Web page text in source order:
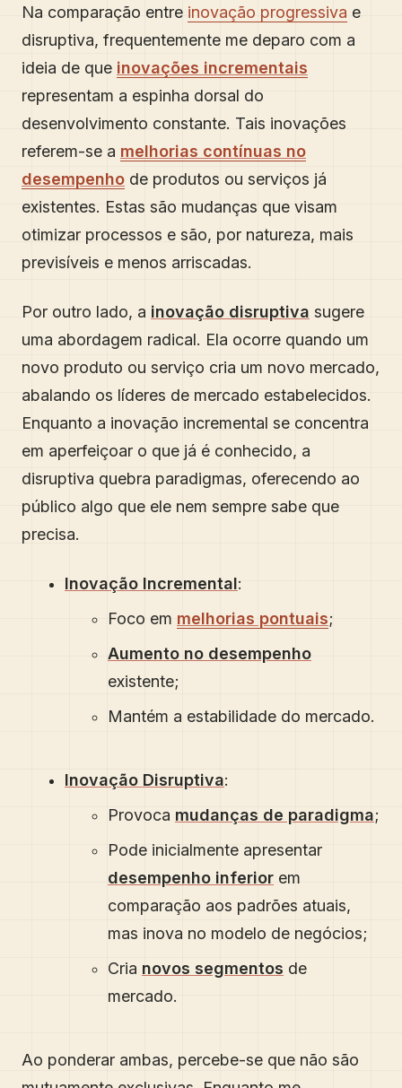
Na comparação entre inovação progressiva e
disruptiva, frequentemente me deparo com a
ideia de que inovações incrementais
representam a espinha dorsal do
desenvolvimento constante. Tais inovações
referem-se a melhorias contínuas no
desempenho de produtos ou serviços já
existentes. Estas são mudanças que visam
otimizar processos e são, por natureza, mais
previsíveis e menos arriscadas.
Por outro lado, a inovação disruptiva sugere
uma abordagem radical. Ela ocorre quando um
novo produto ou serviço cria um novo mercado,
abalando os líderes de mercado estabelecidos.
Enquanto a inovação incremental se concentra
em aperfeiçoar o que já é conhecido, a
disruptiva quebra paradigmas, oferecendo ao
público algo que ele nem sempre sabe que
precisa.
Inovação Incremental:
Foco em melhorias pontuais;
Aumento no desempenho
existente;
Mantém a estabilidade do mercado.
Inovação Disruptiva:
Provoca mudanças de paradigma;
Pode inicialmente apresentar
desempenho inferior em
comparação aos padrões atuais,
mas inova no modelo de negócios;
Cria novos segmentos de
mercado.
Ao ponderar ambas, percebe-se que não são